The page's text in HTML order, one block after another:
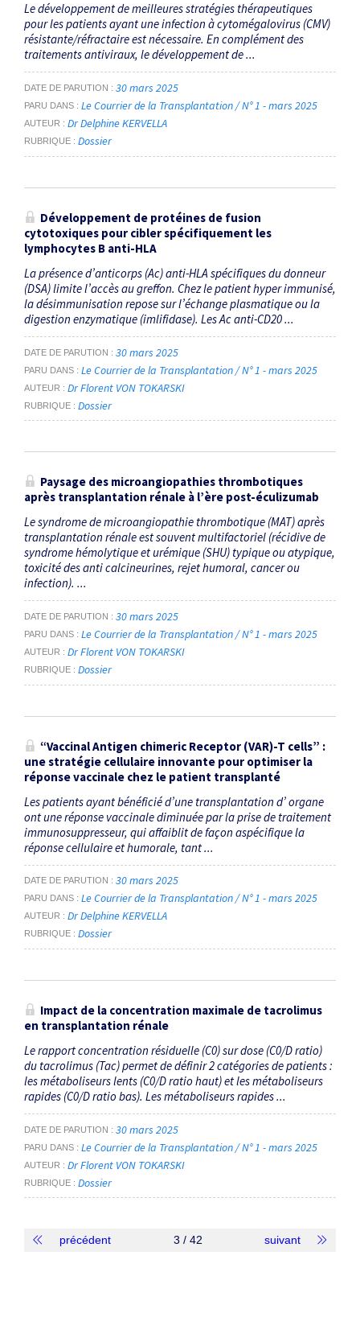
Le développement de meilleures stratégies thérapeutiques
pour les patients ayant une infection à cytomégalovirus (CMV)
résistante/réfractaire est nécessaire. En complément des
traitements antiviraux, le développement de ...
DATE DE PARUTION 30 mars 2025
PARU DANS Le Courrier de la Transplantation / N° 1 - mars 2025
AUTEUR Dr Delphine KERVELLA
RUBRIQUE Dossier
Développement de protéines de fusion
cytotoxiques pour cibler spécifiquement les
lymphocytes B anti-HLA
La présence d’anticorps (Ac) anti-HLA spécifiques du donneur
(DSA) limite l’accès au greffon. Chez le patient hyper immunisé,
la désimmunisation repose sur l’échange plasmatique ou la
digestion enzymatique (imlifidase). Les Ac anti-CD20 ...
DATE DE PARUTION 30 mars 2025
PARU DANS Le Courrier de la Transplantation / N° 1 - mars 2025
AUTEUR Dr Florent VON TOKARSKI
RUBRIQUE Dossier
Paysage des microangiopathies thrombotiques
après transplantation rénale à l’ère post-éculizumab
Le syndrome de microangiopathie thrombotique (MAT) après
transplantation rénale est souvent multifactoriel (récidive de
syndrome hémolytique et urémique (SHU) typique ou atypique,
toxicité des anti calcineurines, rejet humoral, cancer ou
infection). ...
DATE DE PARUTION 30 mars 2025
PARU DANS Le Courrier de la Transplantation / N° 1 - mars 2025
AUTEUR Dr Florent VON TOKARSKI
RUBRIQUE Dossier
“Vaccinal Antigen chimeric Receptor (VAR)-T cells” :
une stratégie cellulaire innovante pour optimiser la
réponse vaccinale chez le patient transplanté
Les patients ayant bénéficié d’une transplantation d’ organe
ont une réponse vaccinale diminuée par la prise de traitement
immunosuppresseur, qui affaiblit de façon aspécifique la
réponse cellulaire et humorale, tant ...
DATE DE PARUTION 30 mars 2025
PARU DANS Le Courrier de la Transplantation / N° 1 - mars 2025
AUTEUR Dr Delphine KERVELLA
RUBRIQUE Dossier
Impact de la concentration maximale de tacrolimus
en transplantation rénale
Le rapport concentration résiduelle (C0) sur dose (C0/D ratio)
du tacrolimus (Tac) permet de définir 2 catégories de patients :
les métaboliseurs lents (C0/D ratio haut) et les métaboliseurs
rapides (C0/D ratio bas). Les métaboliseurs rapides ...
DATE DE PARUTION 30 mars 2025
PARU DANS Le Courrier de la Transplantation / N° 1 - mars 2025
AUTEUR Dr Florent VON TOKARSKI
RUBRIQUE Dossier
précédent 3 / 42 suivant